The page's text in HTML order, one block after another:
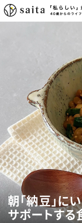
朝「納豆」に
サポートする